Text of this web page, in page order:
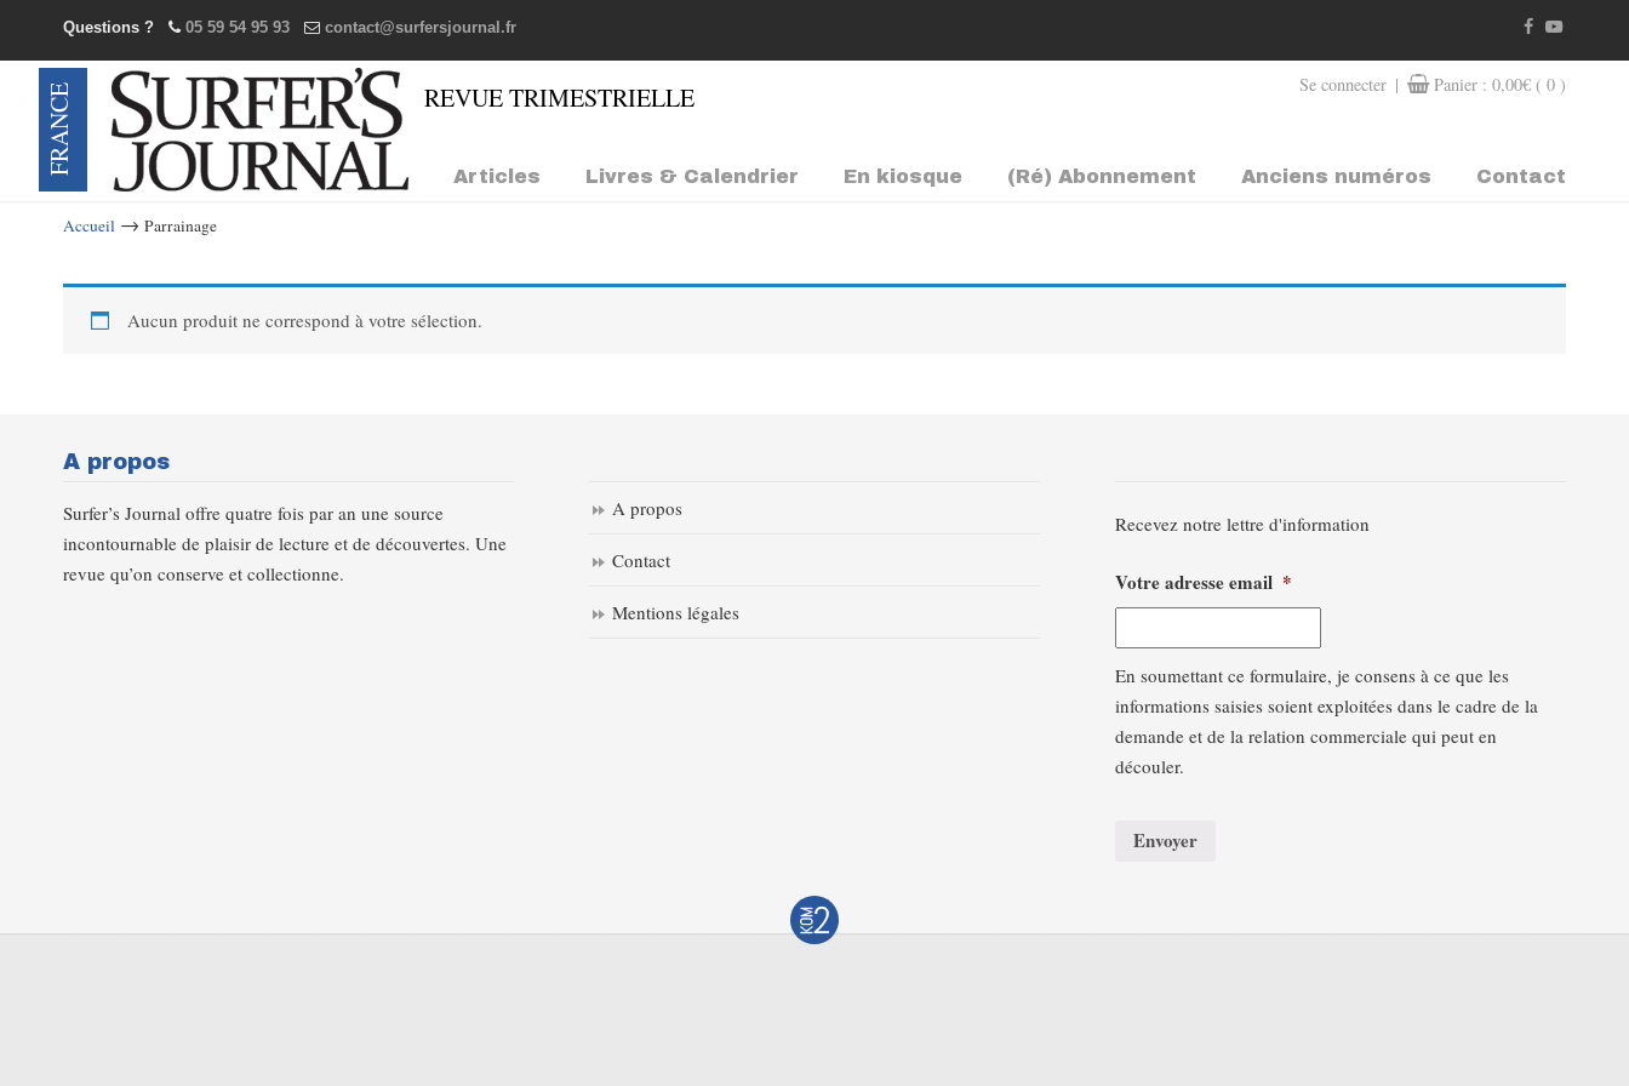
Questions ? 05 59 54 95 93 contact@surfersjournal.fr
Se connecter | Panier : 0,00€ ( 0 )
Articles Livres & Calendrier En kiosque (Ré) Abonnement Anciens numéros Contact
Navigation
Accueil → Parrainage
Aucun produit ne correspond à votre sélection.
A propos
Surfer’s Journal offre quatre fois par an une source
incontournable de plaisir de lecture et de découvertes. Une
revue qu’on conserve et collectionne.
A propos
Contact
Mentions légales
Recevez notre lettre d'information
Votre adresse email *
En soumettant ce formulaire, je consens à ce que les
informations saisies soient exploitées dans le cadre de la
demande et de la relation commerciale qui peut en
découler.